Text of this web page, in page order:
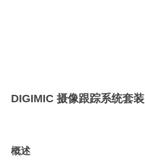
DIGIMIC 摄像跟踪系统套装
概述